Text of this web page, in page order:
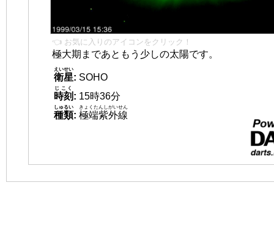
👈 お気に入りのアイコンをクリック！
極大期まであともう少しの太陽です。
衛星
えいせい
: SOHO
時刻
じこく
: 15時36分
種類
しゅるい
: 極端紫外線
きょくたんしがいせん